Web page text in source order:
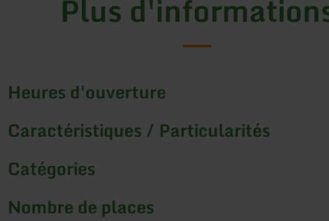
Plus
Heures d'ouverture
Caractéristiques / Particularités
Catégories
Nombre de places